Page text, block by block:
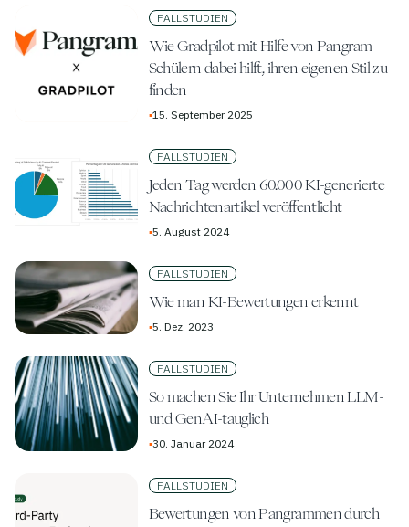
FALLSTUDIEN
Wie Gradpilot mit Hilfe von Pangram
Schülern dabei hilft, ihren eigenen Stil zu
finden
▪15. September 2025
FALLSTUDIEN
Jeden Tag werden 60.000 KI-generierte
Nachrichtenartikel veröffentlicht
▪5. August 2024
FALLSTUDIEN
Wie man KI-Bewertungen erkennt
▪5. Dez. 2023
FALLSTUDIEN
So machen Sie Ihr Unternehmen LLM-
und GenAI-tauglich
▪30. Januar 2024
FALLSTUDIEN
Bewertungen von Pangrammen durch